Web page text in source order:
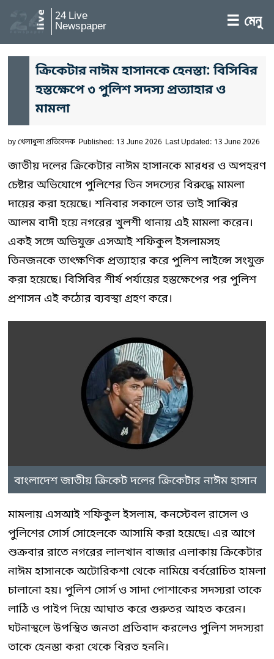
24 Live
Newspaper ☰ মেনু
ক্রিকেটার নাঈম হাসানকে হেনস্তা: বিসিবির
হস্তক্ষেপে ৩ পুলিশ সদস্য প্রত্যাহার ও
মামলা
byখেলাধুলা প্রতিবেদক Published: 13 June 2026 Last Updated: 13 June 2026
জাতীয় দলের ক্রিকেটার নাঈম হাসানকে মারধর ও অপহরণ
চেষ্টার অভিযোগে পুলিশের তিন সদস্যের বিরুদ্ধে মামলা
দায়ের করা হয়েছে। শনিবার সকালে তার ভাই সাব্বির
আলম বাদী হয়ে নগরের খুলশী থানায় এই মামলা করেন।
একই সঙ্গে অভিযুক্ত এসআই শফিকুল ইসলামসহ
তিনজনকে তাৎক্ষণিক প্রত্যাহার করে পুলিশ লাইন্সে সংযুক্ত
করা হয়েছে। বিসিবির শীর্ষ পর্যায়ের হস্তক্ষেপের পর পুলিশ
প্রশাসন এই কঠোর ব্যবস্থা গ্রহণ করে।
বাংলাদেশ জাতীয় ক্রিকেট দলের ক্রিকেটার নাঈম হাসান
মামলায় এসআই শফিকুল ইসলাম, কনস্টেবল রাসেল ও
পুলিশের সোর্স সোহেলকে আসামি করা হয়েছে। এর আগে
শুক্রবার রাতে নগরের লালখান বাজার এলাকায় ক্রিকেটার
নাঈম হাসানকে অটোরিকশা থেকে নামিয়ে বর্বরোচিত হামলা
চালানো হয়। পুলিশ সোর্স ও সাদা পোশাকের সদস্যরা তাকে
লাঠি ও পাইপ দিয়ে আঘাত করে গুরুতর আহত করেন।
ঘটনাস্থলে উপস্থিত জনতা প্রতিবাদ করলেও পুলিশ সদস্যরা
তাকে হেনস্তা করা থেকে বিরত হননি।